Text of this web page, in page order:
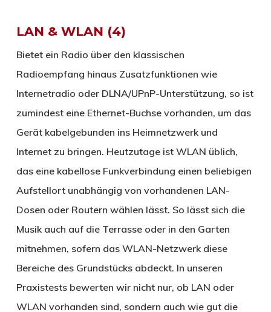
LAN & WLAN (4)
Bietet ein Radio über den klassischen
Radioempfang hinaus Zusatzfunktionen wie
Internetradio oder DLNA/UPnP-Unterstützung, so ist
zumindest eine Ethernet-Buchse vorhanden, um das
Gerät kabelgebunden ins Heimnetzwerk und
Internet zu bringen. Heutzutage ist WLAN üblich,
das eine kabellose Funkverbindung einen beliebigen
Aufstellort unabhängig von vorhandenen LAN-
Dosen oder Routern wählen lässt. So lässt sich die
Musik auch auf die Terrasse oder in den Garten
mitnehmen, sofern das WLAN-Netzwerk diese
Bereiche des Grundstücks abdeckt. In unseren
Praxistests bewerten wir nicht nur, ob LAN oder
WLAN vorhanden sind, sondern auch wie gut die